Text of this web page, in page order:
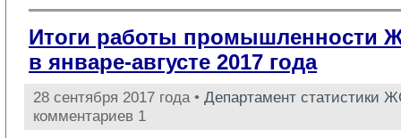
Итоги работы промышленности
в январе-августе 2017 года
28 сентября 2017 года • Департамент статистики
комментариев 1